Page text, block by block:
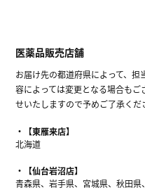
医薬品販売店舗
お届け先の都道府県によって、
容によっては変更となる場合も
せいたしますので予めご了承くだ
【東雁来店】
北海道
【仙台岩沼店】
青森県、岩手県、宮城県、秋田